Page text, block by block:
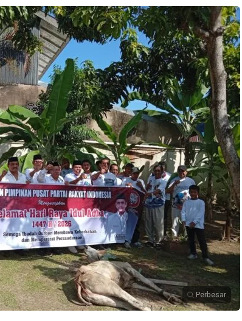
Perbesar